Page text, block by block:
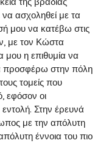
ασχοληθεί με τα
μου να κατέβω στις
με τον Κώστα
μου η επιθυμία να
προσφέρω στην πόλη
τομείς που
εφόσον οι
Στην έρευνά
με την απόλυτη
έννοια του πιο